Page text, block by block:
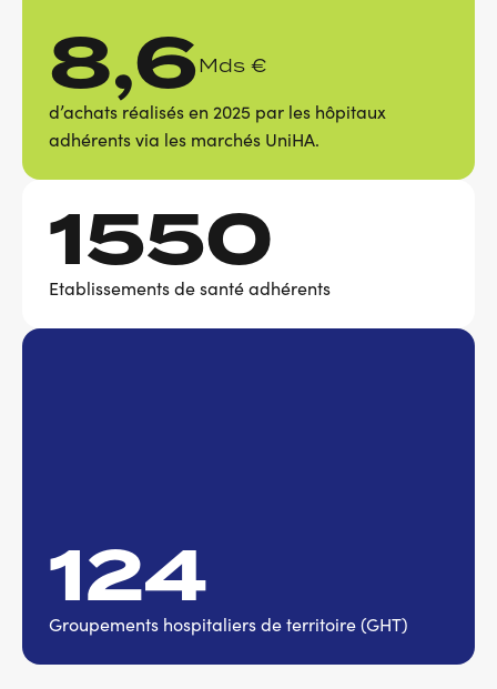
8,6Mds €
d’achats réalisés en 2025 par les hôpitaux
adhérents via les marchés UniHA.
1550
Etablissements de santé adhérents
124
Groupements hospitaliers de territoire (GHT)